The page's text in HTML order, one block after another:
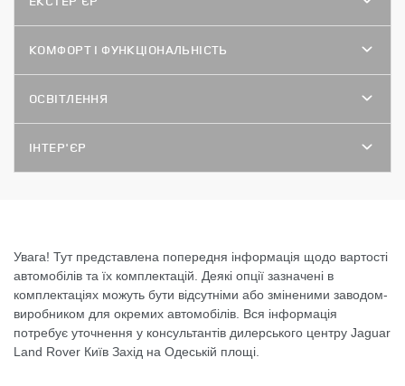
КОМФОРТ І ФУНКЦІОНАЛЬНІСТЬ
ОСВІТЛЕННЯ
ІНТЕР'ЄР
Увага! Тут представлена попередня інформація щодо вартості
автомобілів та їх комплектацій. Деякі опції зазначені в
комплектаціях можуть бути відсутніми або зміненими заводом-
виробником для окремих автомобілів. Вся інформація
потребує уточнення у консультантів дилерського центру Jaguar
Land Rover Київ Захід на Одеській площі.